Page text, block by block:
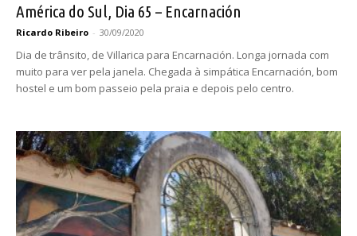
América do Sul, Dia 65 – Encarnación
Ricardo Ribeiro - 30/09/2020
Dia de trânsito, de Villarica para Encarnación. Longa jornada com
muito para ver pela janela. Chegada à simpática Encarnación, bom
hostel e um bom passeio pela praia e depois pelo centro.